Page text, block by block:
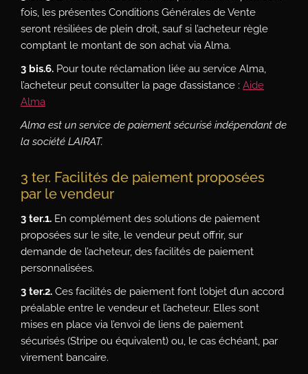
fois, les présentes Conditions Générales de Vente
seront résiliées de plein droit, sauf si l’acheteur règle
comptant le montant de son achat via Alma.
3 bis.6. Pour toute réclamation liée au service Alma,
l’acheteur peut consulter la page d’assistance : Aide
Alma
Alma est un service de paiement sécurisé indépendant de
la société LAIRAT.
3 ter. Facilités de paiement proposées
par le vendeur
3 ter.1. En complément des solutions de paiement
proposées sur le site, le vendeur peut offrir, sur
demande de l’acheteur, des facilités de paiement
personnalisées.
3 ter.2. Ces facilités de paiement font l’objet d’un accord
préalable entre le vendeur et l’acheteur. Elles sont
mises en place via l’envoi de liens de paiement
sécurisés (Stripe ou équivalent) ou, le cas échéant, par
virement bancaire.